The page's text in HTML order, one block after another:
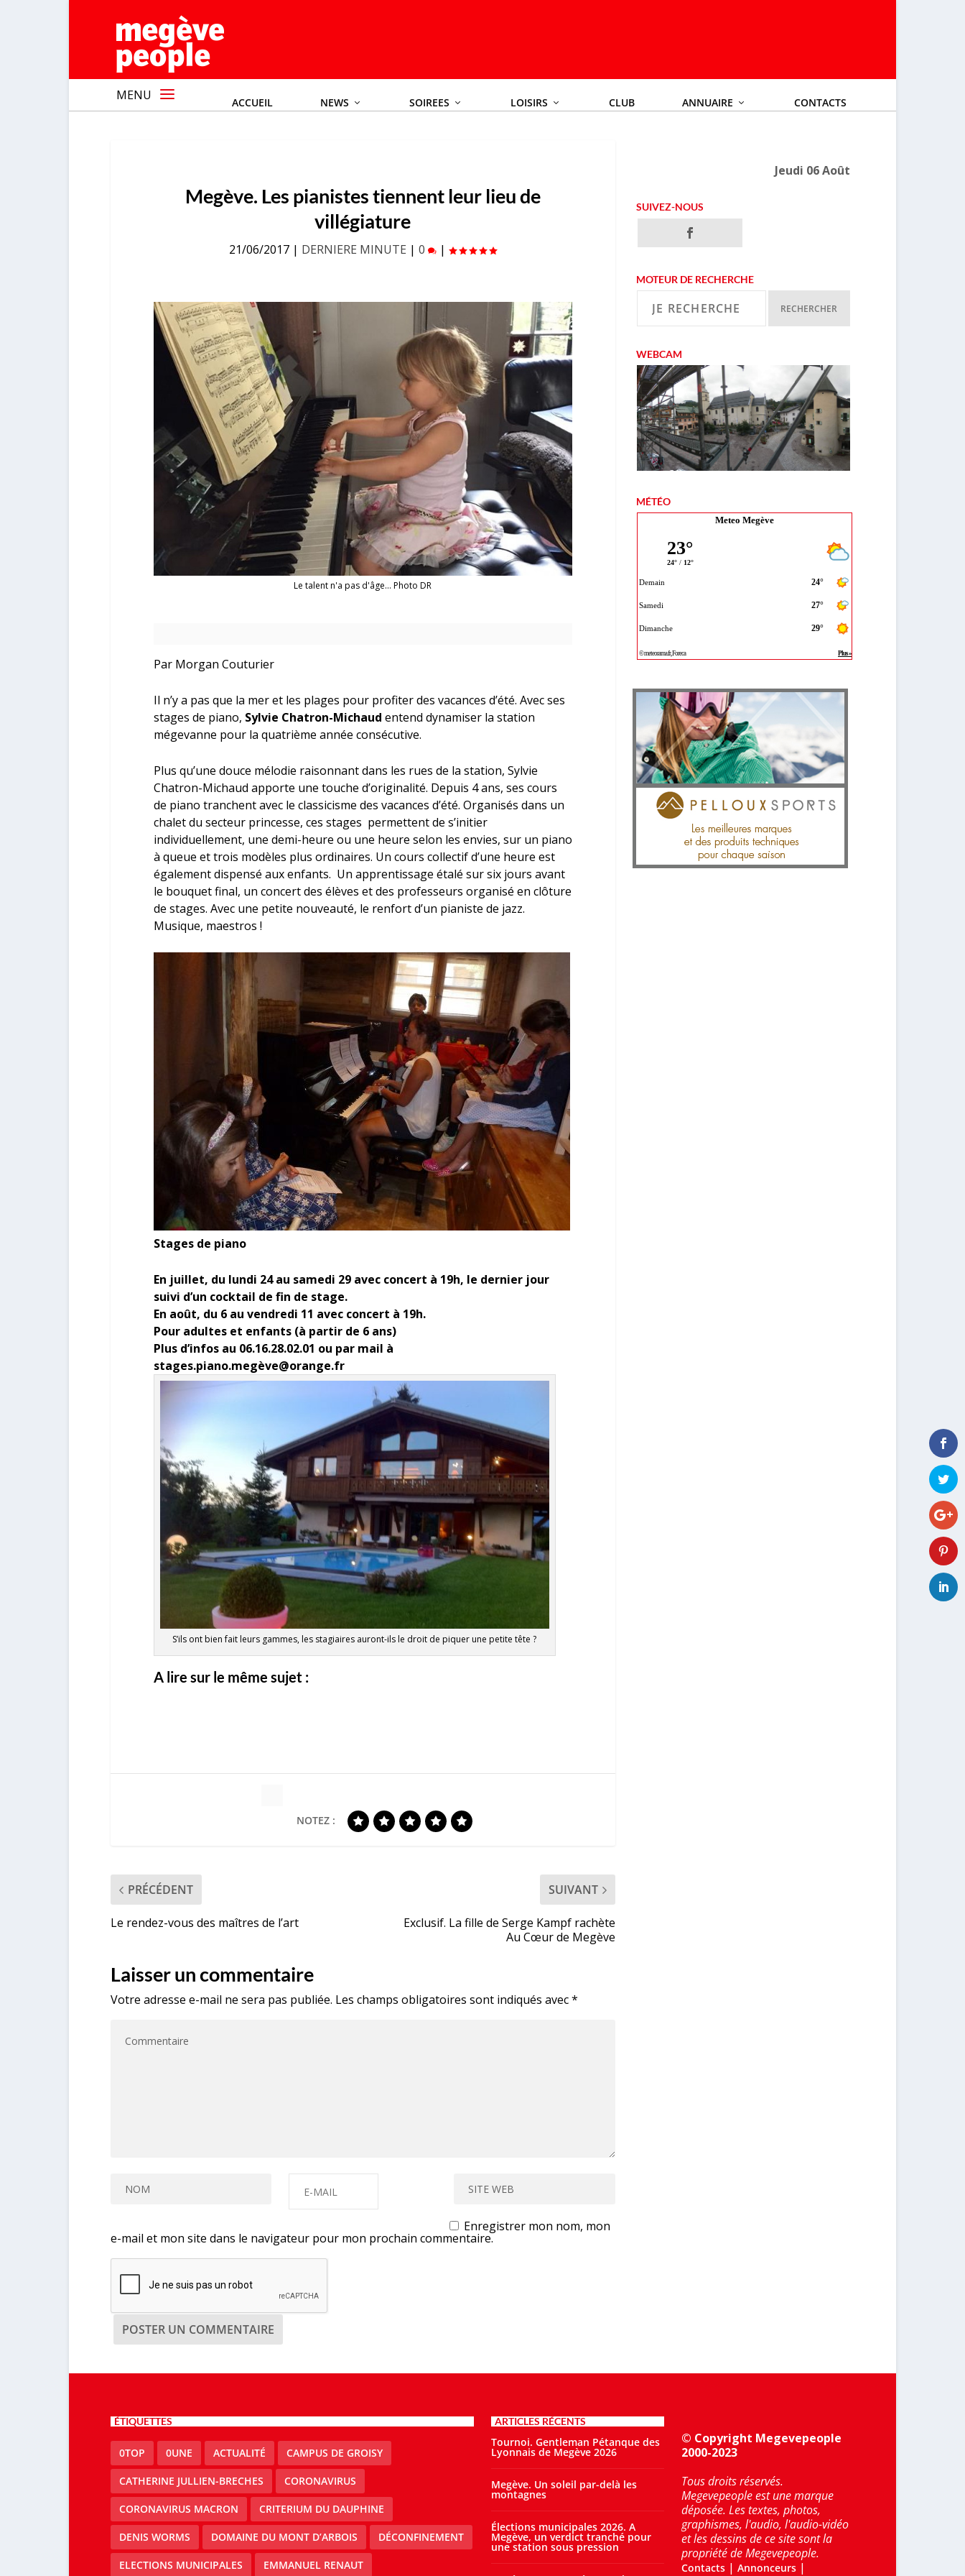
MENU ACCUEIL NEWS SOIREES LOISIRS CLUB ANNUAIRE CONTACTS
Megève. Les pianistes tiennent leur lieu de
villégiature
21/06/2017 | DERNIERE MINUTE |0 |
Le talent n'a pas d'âge... Photo DR
Par Morgan Couturier
Il n’y a pas que la mer et les plages pour profiter des vacances d’été. Avec ses
stages de piano, Sylvie Chatron-Michaud entend dynamiser la station
mégevanne pour la quatrième année consécutive.
Plus qu’une douce mélodie raisonnant dans les rues de la station, Sylvie
Chatron-Michaud apporte une touche d’originalité. Depuis 4 ans, ses cours
de piano tranchent avec le classicisme des vacances d’été. Organisés dans un
chalet du secteur princesse, ces stages permettent de s’initier
individuellement, une demi-heure ou une heure selon les envies, sur un piano
à queue et trois modèles plus ordinaires. Un cours collectif d’une heure est
également dispensé aux enfants. Un apprentissage étalé sur six jours avant
le bouquet final, un concert des élèves et des professeurs organisé en clôture
de stages. Avec une petite nouveauté, le renfort d’un pianiste de jazz.
Musique, maestros !
Stages de piano
En juillet, du lundi 24 au samedi 29 avec concert à 19h, le dernier jour
suivi d’un cocktail de fin de stage.
En août, du 6 au vendredi 11 avec concert à 19h.
Pour adultes et enfants (à partir de 6 ans)
Plus d’infos au 06.16.28.02.01 ou par mail à
stages.piano.megève@orange.fr
S’ils ont bien fait leurs gammes, les stagiaires auront-ils le droit de piquer une petite tête ?
A lire sur le même sujet :
NOTEZ :
PRÉCÉDENT
Le rendez-vous des maîtres de l’art
SUIVANT
Exclusif. La fille de Serge Kampf rachète
Au Cœur de Megève
Laisser un commentaire
Votre adresse e-mail ne sera pas publiée. Les champs obligatoires sont indiqués avec*
Enregistrer mon nom, mon
e-mail et mon site dans le navigateur pour mon prochain commentaire.
Jeudi 06 Août
SUIVEZ-NOUS
MOTEUR DE RECHERCHE
WEBCAM
MÉTÉO
Meteo Megève
ÉTIQUETTES
0TOP 0UNE ACTUALITÉ CAMPUS DE GROISY
CATHERINE JULLIEN-BRECHES CORONAVIRUS
CORONAVIRUS MACRON CRITERIUM DU DAUPHINE
DENIS WORMS DOMAINE DU MONT D’ARBOIS DÉCONFINEMENT
ELECTIONS MUNICIPALES EMMANUEL RENAUT
ARTICLES RÉCENTS
Tournoi. Gentleman Pétanque des
Lyonnais de Megève 2026
Megève. Un soleil par-delà les
montagnes
Élections municipales 2026. A
Megève, un verdict tranché pour
une station sous pression
© Copyright Megevepeople
2000-2023
Tous droits réservés.
Megevepeople est une marque
déposée. Les textes, photos,
graphismes, l'audio, l'audio-vidéo
et les dessins de ce site sont la
propriété de Megevepeople.
Contacts |Annonceurs |